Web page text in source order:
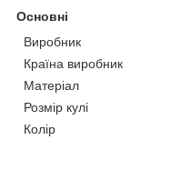
Основні
Виробник
Країна виробник
Матеріал
Розмір кулі
Колір